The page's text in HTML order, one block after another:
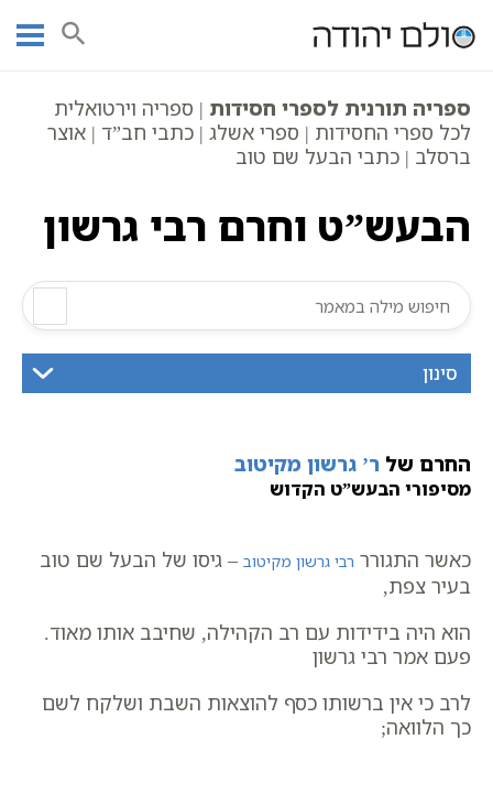
עמוד ראשי אוצר הכתבים
הבעש”ט וחרם רבי גרשון
ספריה תורנית לספרי חסידות | ספריה וירטואלית
לכל ספרי החסידות | ספרי אשלג | כתבי חב”ד | אוצר
ברסלב | כתבי הבעל שם טוב
הבעש”ט וחרם רבי גרשון
החרם של ר’ גרשון מקיטוב
מסיפורי הבעש”ט הקדוש
כאשר התגורר רבי גרשון מקיטוב – גיסו של הבעל שם טוב
בעיר צפת,
הוא היה בידידות עם רב הקהילה, שחיבב אותו מאוד.
פעם אמר רבי גרשון
לרב כי אין ברשותו כסף להוצאות השבת ושלקח לשם
כך הלוואה;
סינון